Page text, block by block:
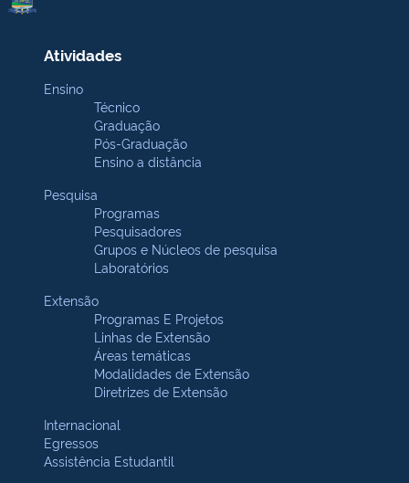
Atividades
Ensino
Técnico
Graduação
Pós-Graduação
Ensino a distância
Pesquisa
Programas
Pesquisadores
Grupos e Núcleos de pesquisa
Laboratórios
Extensão
Programas E Projetos
Linhas de Extensão
Áreas temáticas
Modalidades de Extensão
Diretrizes de Extensão
Internacional
Egressos
Assistência Estudantil